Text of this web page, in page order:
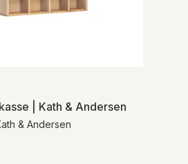
| Kath & Andersen
& Andersen